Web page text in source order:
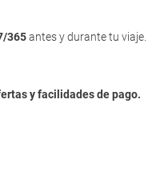
365antes y durante tu viaje.
y facilidades de pago.